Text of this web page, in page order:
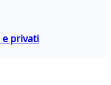
e privati